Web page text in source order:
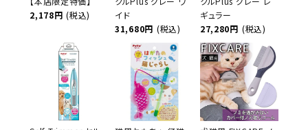
2,178円 (税込)
イド
31,680円 (税込)
ギュラー
27,280円 (税込)